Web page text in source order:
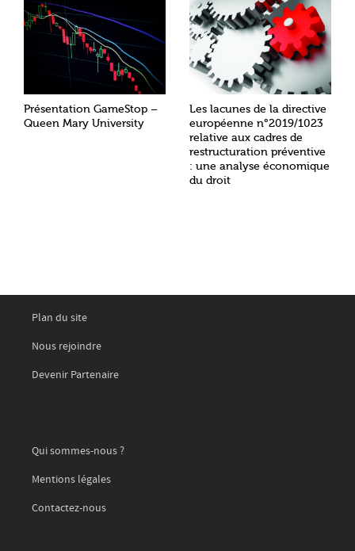
Présentation GameStop –
Queen Mary University
Les lacunes de la directive
européenne n°2019/1023
relative aux cadres de
restructuration préventive
: une analyse économique
du droit
Plan du site
Nous rejoindre
Devenir Partenaire
Qui sommes-nous ?
Mentions légales
Contactez-nous